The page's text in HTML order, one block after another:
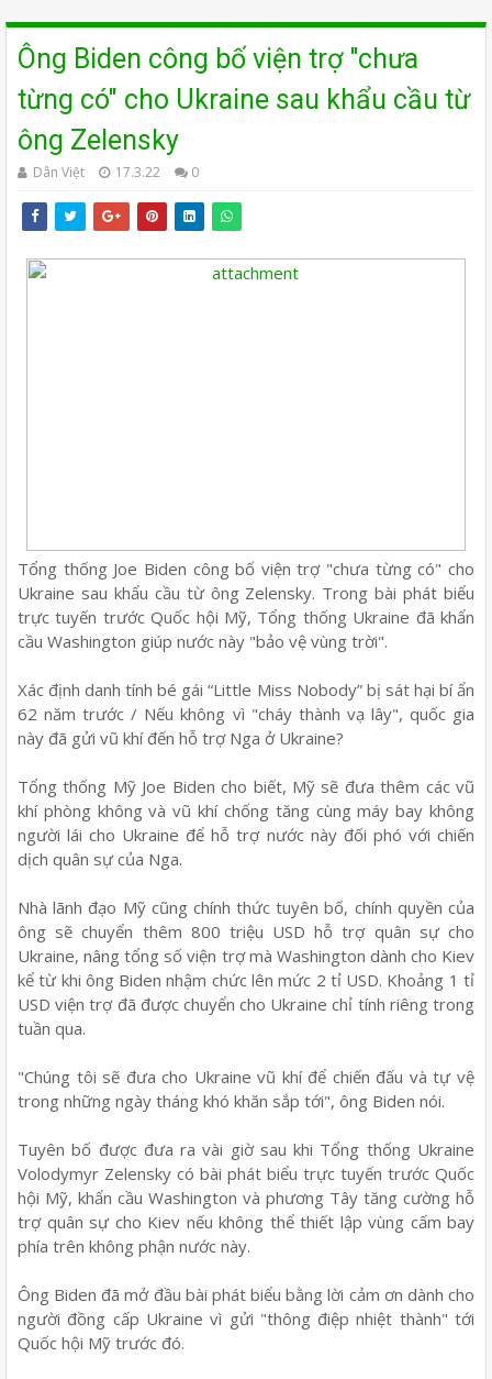
Ông Biden công bố viện trợ "chưa
từng có" cho Ukraine sau khẩu cầu từ
ông Zelensky
Dân Việt 17.3.22 0
Tổng thống Joe Biden công bố viện trợ "chưa từng có" cho
Ukraine sau khẩu cầu từ ông Zelensky. Trong bài phát biểu
trực tuyến trước Quốc hội Mỹ, Tổng thống Ukraine đã khẩn
cầu Washington giúp nước này "bảo vệ vùng trời".
Xác định danh tính bé gái “Little Miss Nobody” bị sát hại bí ẩn
62 năm trước / Nếu không vì "cháy thành vạ lây", quốc gia
này đã gửi vũ khí đến hỗ trợ Nga ở Ukraine?
Tổng thống Mỹ Joe Biden cho biết, Mỹ sẽ đưa thêm các vũ
khí phòng không và vũ khí chống tăng cùng máy bay không
người lái cho Ukraine để hỗ trợ nước này đối phó với chiến
dịch quân sự của Nga.
Nhà lãnh đạo Mỹ cũng chính thức tuyên bố, chính quyền của
ông sẽ chuyển thêm 800 triệu USD hỗ trợ quân sự cho
Ukraine, nâng tổng số viện trợ mà Washington dành cho Kiev
kể từ khi ông Biden nhậm chức lên mức 2 tỉ USD. Khoảng 1 tỉ
USD viện trợ đã được chuyển cho Ukraine chỉ tính riêng trong
tuần qua.
"Chúng tôi sẽ đưa cho Ukraine vũ khí để chiến đấu và tự vệ
trong những ngày tháng khó khăn sắp tới", ông Biden nói.
Tuyên bố được đưa ra vài giờ sau khi Tổng thống Ukraine
Volodymyr Zelensky có bài phát biểu trực tuyến trước Quốc
hội Mỹ, khẩn cầu Washington và phương Tây tăng cường hỗ
trợ quân sự cho Kiev nếu không thể thiết lập vùng cấm bay
phía trên không phận nước này.
Ông Biden đã mở đầu bài phát biểu bằng lời cảm ơn dành cho
người đồng cấp Ukraine vì gửi "thông điệp nhiệt thành" tới
Quốc hội Mỹ trước đó.